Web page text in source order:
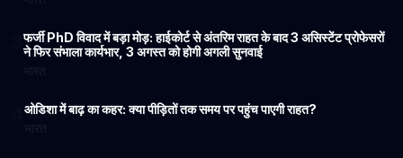
3फर्जी PhD विवाद में बड़ा मोड़: हाईकोर्ट से अंतरिम राहत के बाद 3 असिस्टेंट प्रोफेसरों
ने फिर संभाला कार्यभार, 3 अगस्त को होगी अगली सुनवाई
ओडिशा में बाढ़ का कहर: क्या पीड़ितों तक समय पर पहुंच पाएगी राहत?